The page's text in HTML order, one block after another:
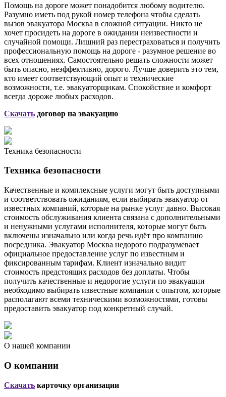
Помощь на дороге может понадобится любому водителю.
Разумно иметь под рукой номер телефона чтобы сделать
вызов эвакуатора Москва в сложной ситуации. Никто не
хочет просидеть на дороге в ожидании неизвестности и
случайной помощи. Лишний раз перестраховаться и получить
профессиональную помощь на дороге - разумное решение во
всех отношениях. Самостоятельно решать сложности может
быть опасно, неэффективно, дорого. Лучше доверить это тем,
кто имеет соответствующий опыт и технические
возможности, т.е. эвакуаторщикам. Спокойствие и комфорт
всегда дороже любых расходов.
Скачать договор на эвакуацию
Техника безопасности
Техника безопасности
Качественные и комплексные услуги могут быть доступными
и соответствовать ожиданиям, если выбирать эвакуатор от
известных компаний, которые на рынке услуг давно. Высокая
стоимость обслуживания клиента связана с дополнительными
и ненужными услугами исполнителя, которые могут быть
включены изначально или когда речь идёт про компанию
посредника. Эвакуатор Москва недорого подразумевает
официальное предоставление услуг по известным и
фиксированным тарифам. Клиент изначально видит
стоимость предстоящих расходов без доплаты. Чтобы
получить качественные и недорогие услуги по эвакуации
необходимо выбирать известные компании с опытом, которые
располагают всеми техническими возможностями, готовы
предоставить эвакуатор под конкретный случай.
О нашей компании
О компании
Скачать карточку организации